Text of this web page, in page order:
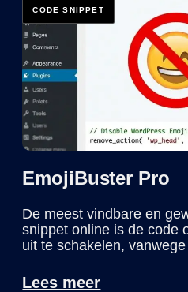
EmojiBuster Pro
De meest vindbare en
snippet online is de code
uit te schakelen,
Lees meer